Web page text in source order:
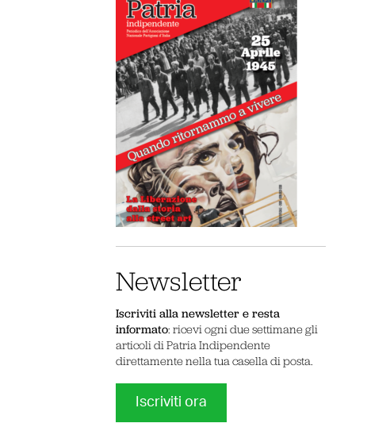
Newsletter
Iscriviti alla newsletter e resta
informato: ricevi ogni due settimane gli
articoli di Patria Indipendente
direttamente nella tua casella di posta.
Iscriviti ora